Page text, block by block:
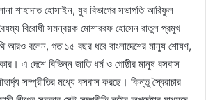
শাহাদাত হোসাইন, যুব বিভাগের সভাপতি আরিফুল
বিরোধী সমন্বয়ক মোশাররফ হোসেন রাতুল প্রমুখ
আরও বলেন, গত ১৫ বছর ধরে বাংলাদেশের মানুষ শোষণ,
এ দেশে বিভিন্ন জাতি ধর্ম ও গোষ্ঠীর মানুষ বসবাস
সম্প্রীতির মধ্যে বসবাস করছে। কিন্তু স্বৈরাচার